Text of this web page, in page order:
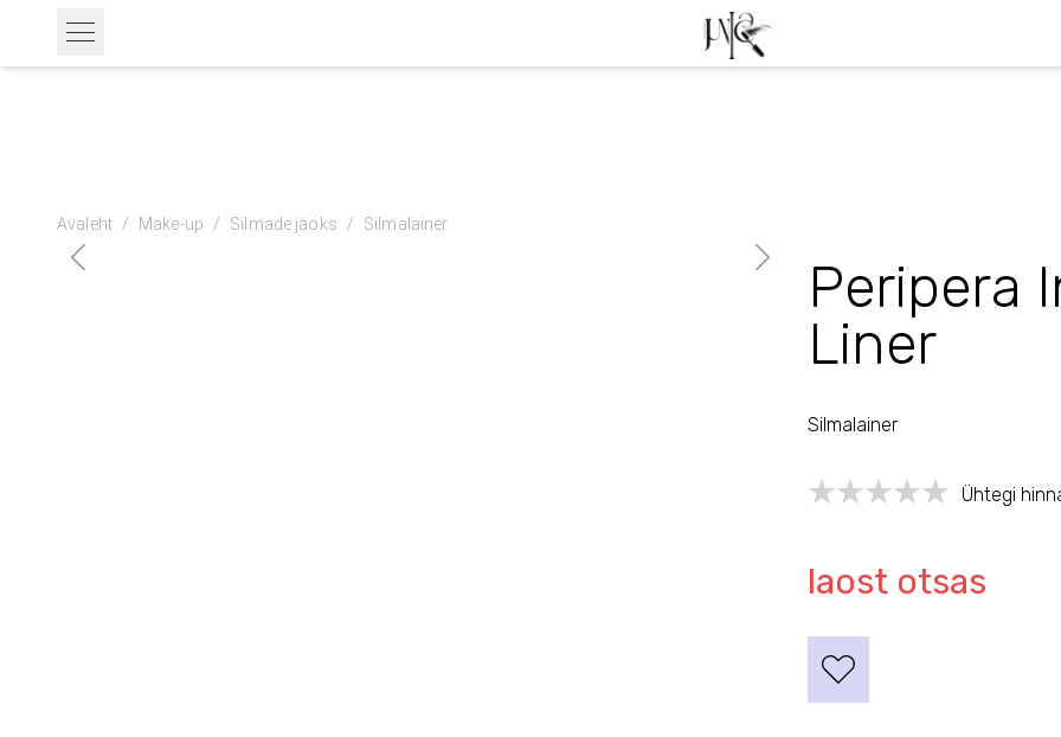
Avaleht / Make-up / Silmade jäoks / Silmalainer
Peripera
Liner
Silmalainer
Ühtegi
laost otsas